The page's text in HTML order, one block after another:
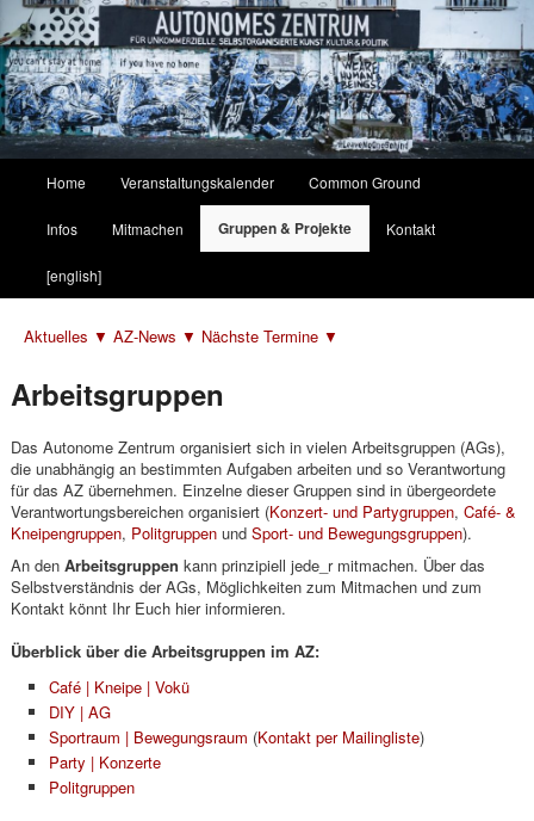
Zum
primären
Inhalt
springen
Zum
sekundären
Inhalt
springen
Home Veranstaltungskalender Common Ground
Infos Mitmachen Gruppen & Projekte Kontakt
[english]
Aktuelles ▼ AZ-News ▼ Nächste Termine ▼
Arbeitsgruppen
Das Autonome Zentrum organisiert sich in vielen Arbeitsgruppen (AGs),
die unabhängig an bestimmten Aufgaben arbeiten und so Verantwortung
für das AZ übernehmen. Einzelne dieser Gruppen sind in übergeordete
Verantwortungsbereichen organisiert (Konzert- und Partygruppen, Café- &
Kneipengruppen, Politgruppenund Sport- und Bewegungsgruppen).
An den Arbeitsgruppen kann prinzipiell jede_r mitmachen. Über das
Selbstverständnis der AGs, Möglichkeiten zum Mitmachen und zum
Kontakt könnt Ihr Euch hier informieren.
Überblick über die Arbeitsgruppen im AZ:
Café | Kneipe | Vokü
DIY | AG
Sportraum | Bewegungsraum (Kontakt per Mailingliste)
Party | Konzerte
Politgruppen